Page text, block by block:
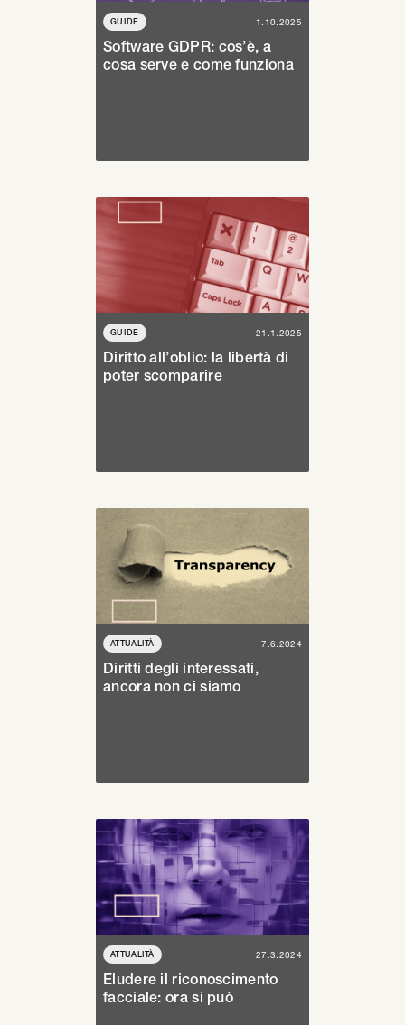
GUIDE 1.10.2025
Software GDPR: cos’è, a
cosa serve e come funziona
GUIDE 21.1.2025
Diritto all’oblio: la libertà di
poter scomparire
ATTUALITÀ 7.6.2024
Diritti degli interessati,
ancora non ci siamo
ATTUALITÀ 27.3.2024
Eludere il riconoscimento
facciale: ora si può